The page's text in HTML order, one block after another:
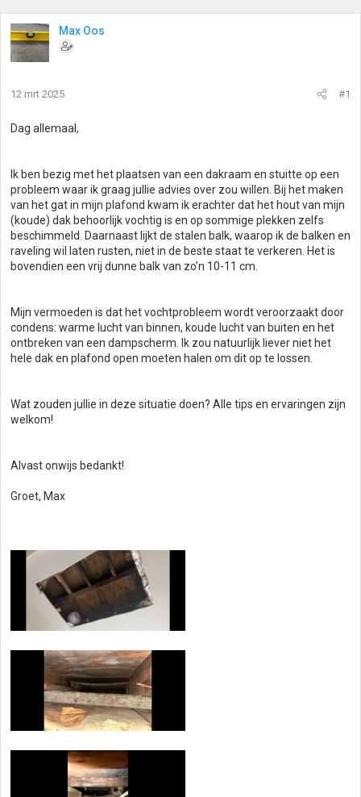
Max Oos
12 mrt 2025 #1
Dag allemaal,
Ik ben bezig met het plaatsen van een dakraam en stuitte op een
probleem waar ik graag jullie advies over zou willen. Bij het maken
van het gat in mijn plafond kwam ik erachter dat het hout van mijn
(koude) dak behoorlijk vochtig is en op sommige plekken zelfs
beschimmeld. Daarnaast lijkt de stalen balk, waarop ik de balken en
raveling wil laten rusten, niet in de beste staat te verkeren. Het is
bovendien een vrij dunne balk van zo’n 10-11 cm.
Mijn vermoeden is dat het vochtprobleem wordt veroorzaakt door
condens: warme lucht van binnen, koude lucht van buiten en het
ontbreken van een dampscherm. Ik zou natuurlijk liever niet het
hele dak en plafond open moeten halen om dit op te lossen.
Wat zouden jullie in deze situatie doen? Alle tips en ervaringen zijn
welkom!
Alvast onwijs bedankt!
Groet, Max